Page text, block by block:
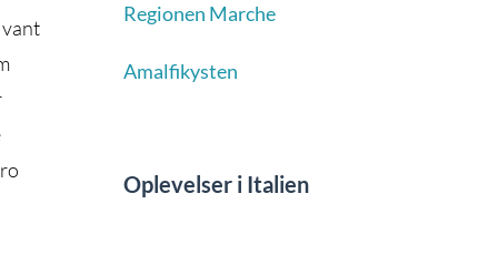
vant
Regionen Marche
Amalfikysten
Oplevelser i Italien